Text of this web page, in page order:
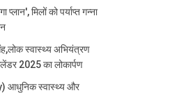
प्लान', मिलों को पर्याप्त गन्ना
स्वास्थ्य अभियंत्रण
कैलेंडर 2025 का लोकार्पण
आधुनिक स्वास्थ्य और